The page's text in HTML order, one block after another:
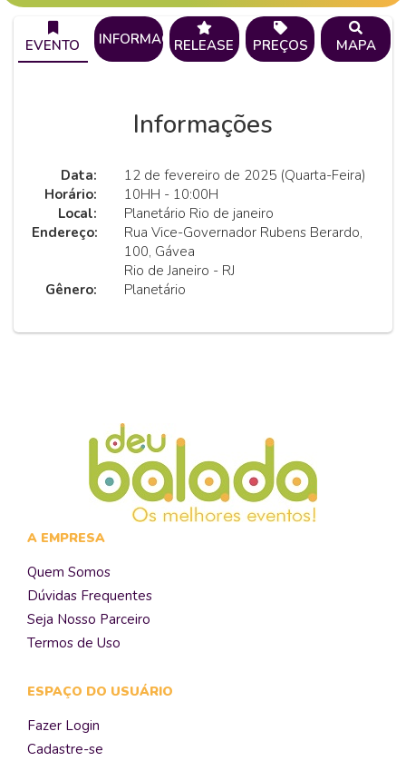
EVENTO INFORMAÇÕESRELEASE PREÇOS MAPA
Informações
Data:
12 de fevereiro de 2025 (Quarta-Feira)
Horário:
10HH - 10:00H
Local:
Planetário Rio de janeiro
Endereço:
Rua Vice-Governador Rubens Berardo,
100, Gávea
Rio de Janeiro - RJ
Gênero:
Planetário
A EMPRESA
Quem Somos
Dúvidas Frequentes
Seja Nosso Parceiro
Termos de Uso
ESPAÇO DO USUÁRIO
Fazer Login
Cadastre-se